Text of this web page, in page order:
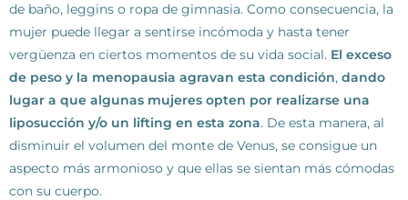
de baño, leggins o ropa de gimnasia. Como consecuencia, la
mujer puede llegar a sentirse incómoda y hasta tener
vergüenza en ciertos momentos de su vida social. El exceso
de peso y la menopausia agravan esta condición, dando
lugar a que algunas mujeres opten por realizarse una
liposucción y/o un lifting en esta zona. De esta manera, al
disminuir el volumen del monte de Venus, se consigue un
aspecto más armonioso y que ellas se sientan más cómodas
con su cuerpo.